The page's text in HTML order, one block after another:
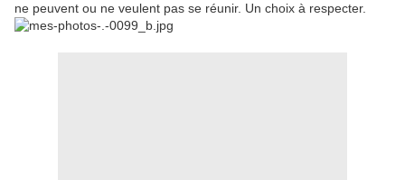
ne peuvent ou ne veulent pas se réunir. Un choix à respecter.